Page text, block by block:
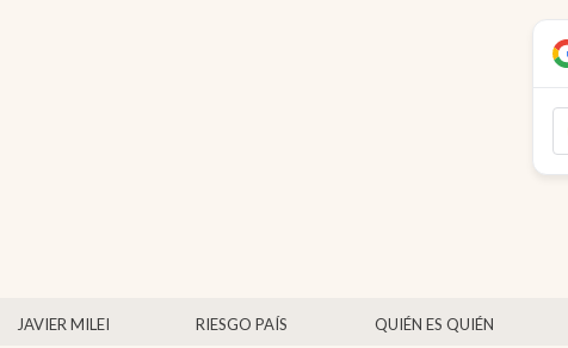
JAVIER MILEI RIESGO PAÍS QUIÉN ES QUIÉN